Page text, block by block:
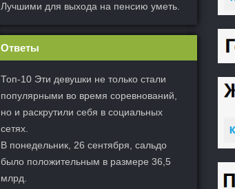
Лучшими для выхода на пенсию уметь.
Ответы
Топ-10 Эти девушки не только стали
популярными во время соревнований,
но и раскрутили себя в социальных
сетях.
В понедельник, 26 сентября, сальдо
было положительным в размере 36,5
млрд.